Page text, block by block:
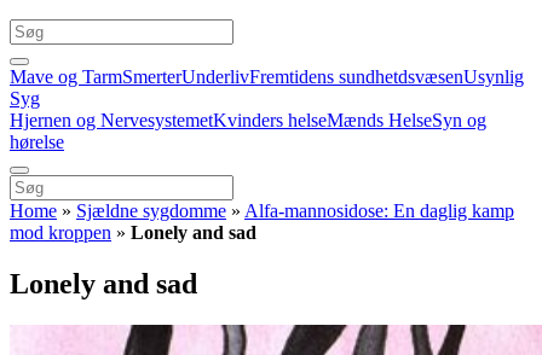
Mave og TarmSmerterUnderlivFremtidens sundhetdsvæsenUsynlig
Syg
Hjernen og NervesystemetKvinders helseMænds HelseSyn og
hørelse
Home » Sjældne sygdomme » Alfa-mannosidose: En daglig kamp
mod kroppen » Lonely and sad
Lonely and sad